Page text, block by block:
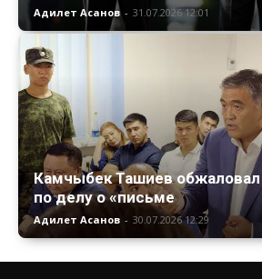
Адилет Асанов - 31.07.2026 12:01
Камчыбек Ташиев обжаловал
по делу о «письме
Адилет Асанов - 30.07.2026 12:29